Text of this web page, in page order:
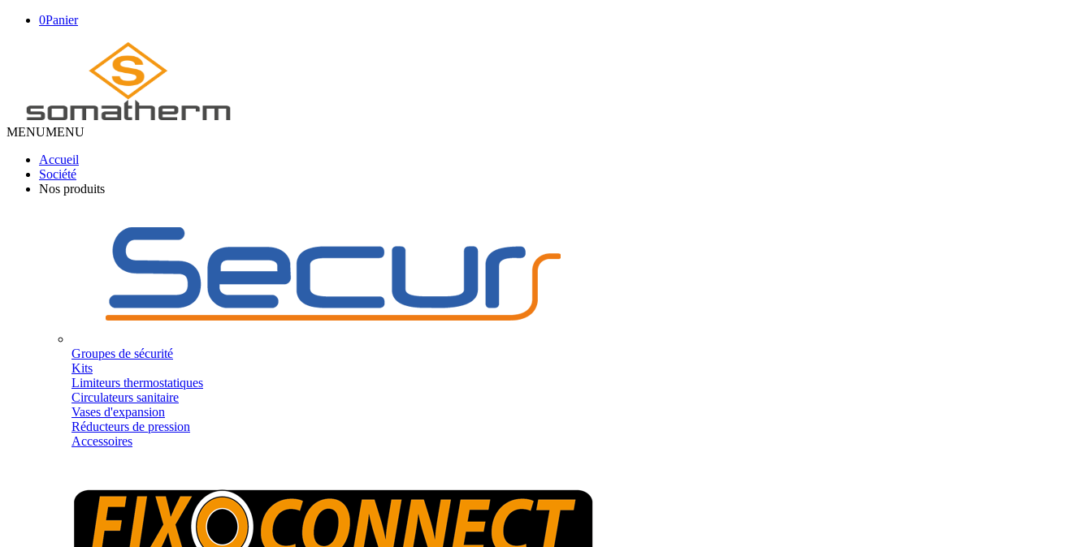
0Panier
MENUMENU
Accueil
Société
Nos produits
Groupes de sécurité
Kits
Limiteurs thermostatiques
Circulateurs sanitaire
Vases d'expansion
Réducteurs de pression
Accessoires